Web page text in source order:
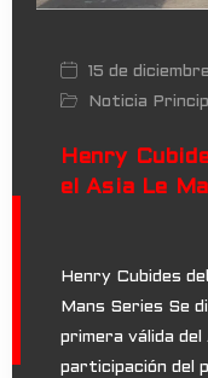
15 de
Noticia
Henry
el Asia Le
Henry Cubides
Mans Series Se
primera válida
participación del